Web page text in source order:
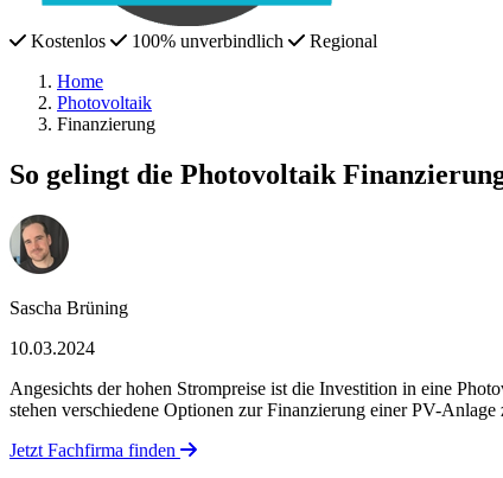
Kostenlos 100% unverbindlich
Regional
Home
Photovoltaik
Finanzierung
So gelingt die Photovoltaik
Sascha Brüning
10.03.2024
Angesichts der hohen Strompreise ist die Investition in eine
stehen verschiedene Optionen zur Finanzierung einer PV-
Jetzt Fachfirma finden